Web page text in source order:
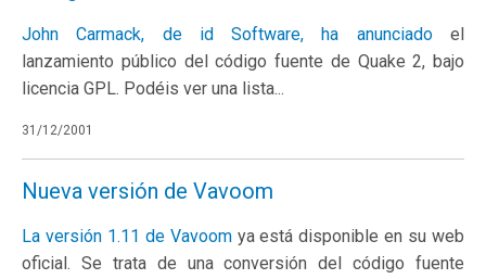
John Carmack, de id Software, ha anunciadoel
lanzamiento público del código fuente de Quake 2, bajo
licencia GPL. Podéis ver una lista...
31/12/2001
Nueva versión de Vavoom
La versión 1.11 de Vavoomya está disponible en su web
oficial. Se trata de una conversión del código fuente